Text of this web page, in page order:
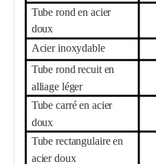
Tube rond en acier
doux
Acier inoxydable
Tube rond recuit en
alliage léger
Tube carré en acier
doux
Tube rectangulaire en
acier doux